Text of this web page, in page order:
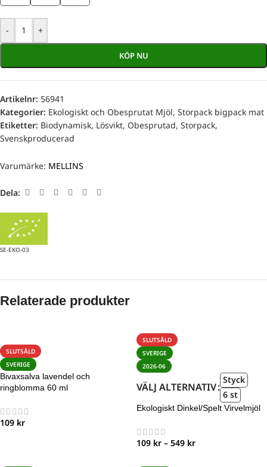
- +
KÖP NU
Artikelnr: 56941
Kategorier: Ekologiskt och Obesprutat Mjöl, Storpack bigpack mat
Etiketter: Biodynamisk, Lösvikt, Obesprutad, Storpack,
Svenskproducerad
Varumärke: MELLINS
Dela:
SE-EKO-03
Relaterade produkter
SLUTSÅLD
SVERIGE
Bivaxsalva lavendel och
ringblomma 60 ml
109 kr
SLUTSÅLD
SVERIGE
2026-06
VÄLJ ALTERNATIV
Styck
6 st
Ekologiskt Dinkel/Spelt Virvelmjöl
109 kr – 549 kr